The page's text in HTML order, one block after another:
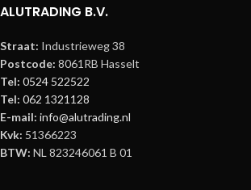
ALUTRADING B.V.
Straat: Industrieweg 38
Postcode: 8061RB Hasselt
Tel: 0524 522522
Tel: 062 1321128
E-mail: info@alutrading.nl
Kvk: 51366223
BTW: NL 823246061 B 01